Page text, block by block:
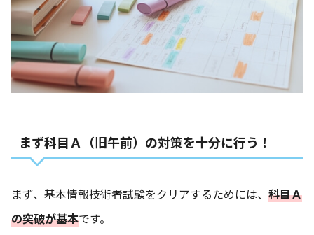
まず科目Ａ（旧午前）の対策を十分に行う！
まず、基本情報技術者試験をクリアするためには、 科目Ａ
の突破が基本です。